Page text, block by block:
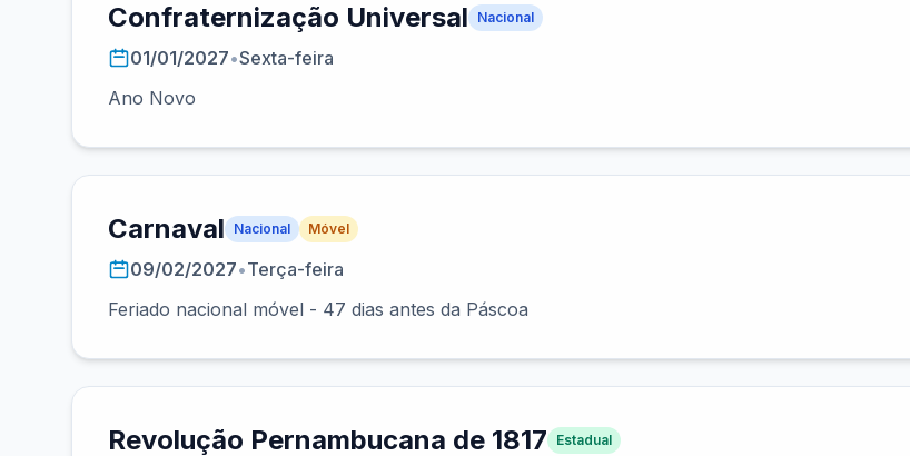
Confraternização Universal Nacional
01/01/2027•Sexta-feira
Ano Novo
Carnaval Nacional Móvel
09/02/2027•Terça-feira
Feriado nacional móvel - 47 dias antes da Páscoa
Revolução Pernambucana de 1817 Estadual